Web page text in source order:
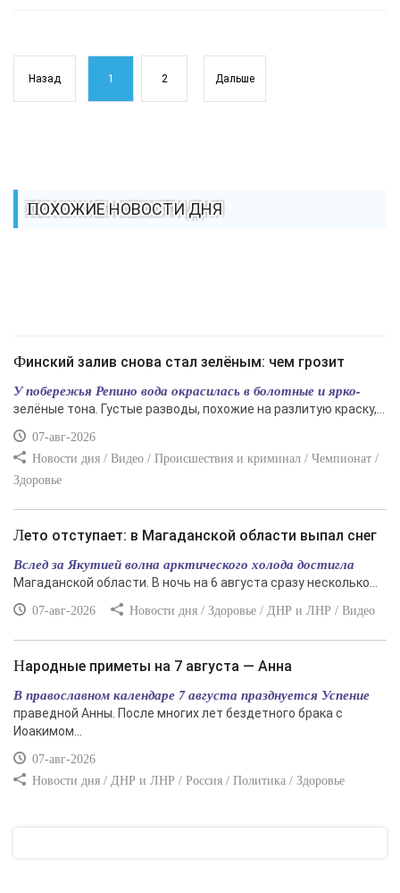
Назад 1 2 Дальше
ПОХОЖИЕ НОВОСТИ ДНЯ
Финский залив снова стал зелёным: чем грозит
У побережья Репино вода окрасилась в болотные и ярко-
зелёные тона. Густые разводы, похожие на разлитую краску,...
07-авг-2026
Новости дня / Видео / Происшествия и криминал / Чемпионат /
Здоровье
Лето отступает: в Магаданской области выпал снег
Вслед за Якутией волна арктического холода достигла
Магаданской области. В ночь на 6 августа сразу несколько...
07-авг-2026 Новости дня / Здоровье / ДНР и ЛНР / Видео
Народные приметы на 7 августа — Анна
В православном календаре 7 августа празднуется Успение
праведной Анны. После многих лет бездетного брака с
Иоакимом...
07-авг-2026
Новости дня / ДНР и ЛНР / Россия / Политика / Здоровье